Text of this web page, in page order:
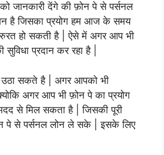
जानकारी देंगे की फ़ोन पे से पर्सनल
है जिसका प्रयोग हम आज के समय
हो सकती है | ऐसे में अगर आप भी
प्रदान कर रहा है |
उठा सकते है | अगर आपको भी
अगर आप भी फ़ोन पे का प्रयोग
से मिल सकता है | जिसकी पूरी
पे से पर्सनल लोन ले सके | इसके लिए